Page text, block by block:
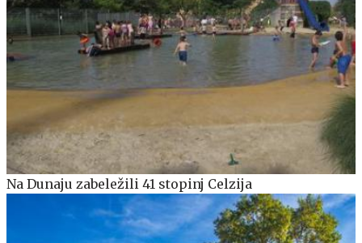
Na Dunaju zabeležili 41 stopinj Celzija